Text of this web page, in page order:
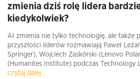
zmienia dziś rolę lidera
kiedykolwiek?
AI zmienia nie tylko technologię, ale także
przyszłości liderów rozmawiają Paweł
Springer), Wojciech Zaskórski (Lenovo
(Humanites Institute) podczas Technology
czytaj dalej